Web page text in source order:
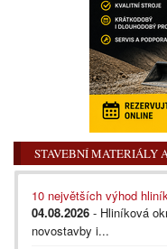
STAVEBNÍ MATERIÁLY
10 největších výhod
04.08.2026 - Hliníková
novostavby i...